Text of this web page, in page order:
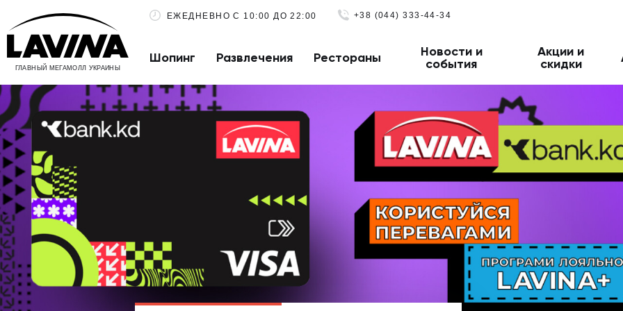
ГЛАВНЫЙ МЕГАМОЛЛ УКРАИНЫ
ЕЖЕДНЕВНО С 10:00 ДО 22:00 +38 (044) 333-44-34
Шопинг Развлечения Рестораны
Новости и
события
Акции и
скидки